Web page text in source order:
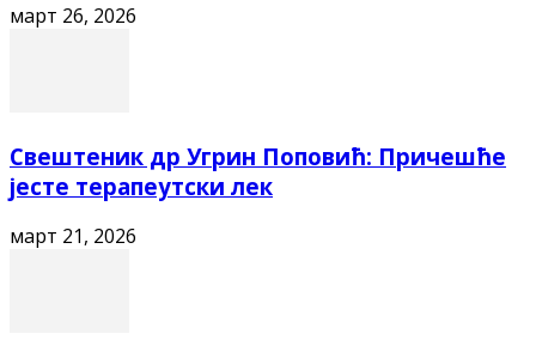
март 26, 2026
Свештеник др Угрин Поповић: Причешће
јесте терапеутски лек
март 21, 2026